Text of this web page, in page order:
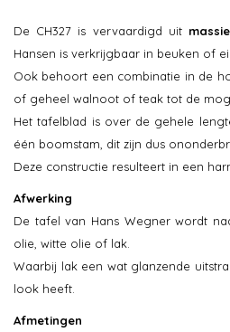
De CH327 is vervaardigd uit
Hansen is verkrijgbaar in beuken of
Ook behoort een combinatie in de
of geheel walnoot of teak tot de
Het tafelblad is over de gehele
één boomstam, dit zijn dus
Deze constructie resulteert in een
Afwerking
De tafel van Hans Wegner wordt
olie, witte olie of lak.
Waarbij lak een wat glanzende
look heeft.
Afmetingen